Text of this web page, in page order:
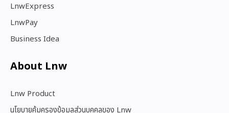
LnwExpress
LnwPay
Business Idea
About Lnw​
Lnw Product
นโยบายคุ้มครองข้อมูลส่วนบุคคลของ Lnw